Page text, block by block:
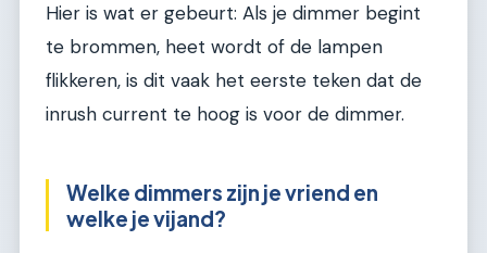
Hier is wat er gebeurt: Als je dimmer begint
te brommen, heet wordt of de lampen
flikkeren, is dit vaak het eerste teken dat de
inrush current te hoog is voor de dimmer.
Welke dimmers zijn je vriend en
welke je vijand?